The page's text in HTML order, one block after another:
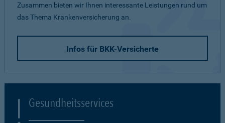
Zusammen bieten wir Ihnen interessante Leistungen rund um
das Thema Krankenversicherung an.
Infos für BKK-Versicherte
Gesundheitsservices